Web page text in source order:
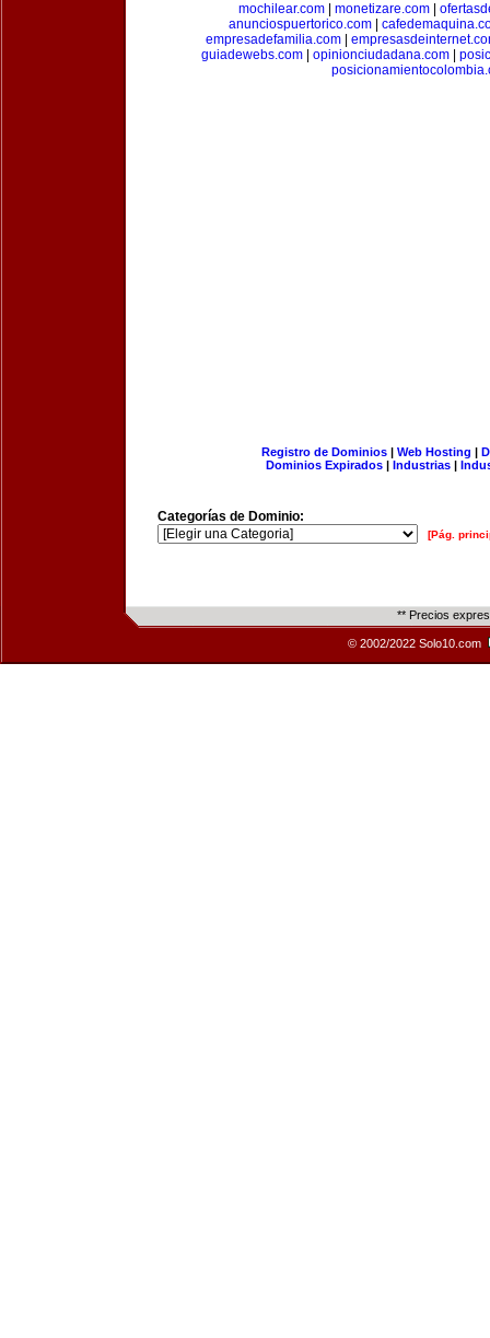
mochilear.com
monetizare.com
anunciospuertorico.com|
empresadefamilia.com
guiadewebs.com
opinionciudadana.com
Registro de Dominios| Web Hosting |
Dominios Expirados | Industrias |
Categorías de Dominio:
[Pág.
** Precios
© 2002/2022 Solo10.com